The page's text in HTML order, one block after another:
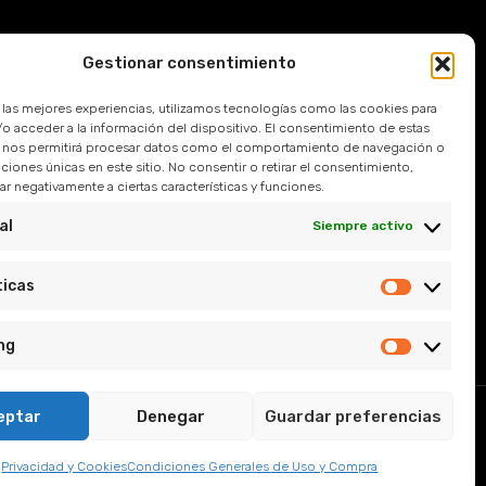
Gestionar consentimiento
las mejores experiencias, utilizamos tecnologías como las cookies para
o acceder a la información del dispositivo. El consentimiento de estas
permitirá procesar datos como el comportamiento de navegación o
únicas en este sitio. No consentir o retirar el consentimiento,
negativamente a ciertas características y funciones.
Siempre activo
Denegar Guardar preferencias
Privacidad y CookiesCondiciones Generales de Uso y Compra
Frecuentes